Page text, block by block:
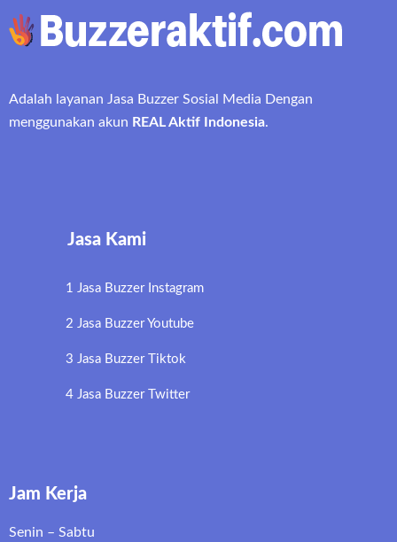
Adalah layanan Jasa Buzzer Sosial Media Dengan
menggunakan akun REAL Aktif Indonesia.
Jasa Kami
1 Jasa Buzzer Instagram
2 Jasa Buzzer Youtube
3 Jasa Buzzer Tiktok
4 Jasa Buzzer Twitter
Jam Kerja
Senin – Sabtu